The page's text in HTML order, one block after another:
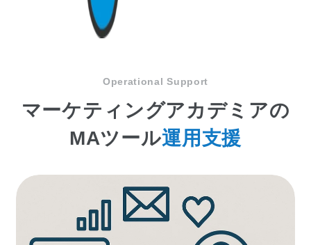
Operational Support
マーケティングアカデミアの
MAツール運用支援